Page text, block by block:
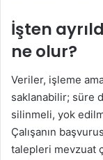
İşten
ne olur?
Veriler, işleme
saklanabilir; süre
silinmeli, yok
Çalışanın
talepleri mevzuat